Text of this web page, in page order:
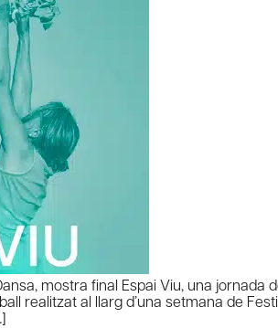
mostra final Espai Viu, una
realitzat al llarg d’una setmana de